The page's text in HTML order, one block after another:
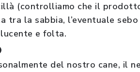
(controlliamo che il
la sabbia, l’eventuale sebo
e folta.
del nostro cane, il